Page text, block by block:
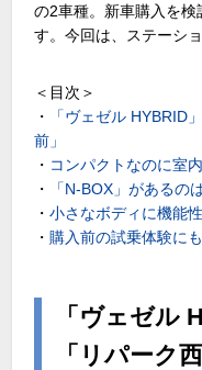
の2車種。新車購入を
す。今回は、ステーシ
＜目次＞
・
「ヴェゼル HYBRID
前」
・ コンパクトなのに室
・
「N-BOX」があるの
・小さなボディに機能
・ 購入前の試乗体験に
「ヴェゼル
「リパーク